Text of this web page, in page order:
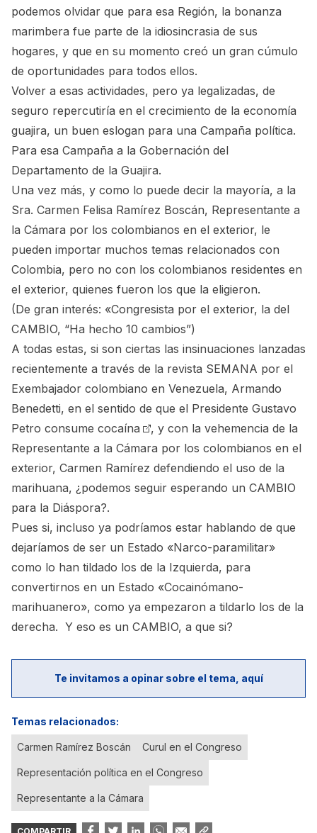
podemos olvidar que para esa Región, la bonanza
marimbera fue parte de la idiosincrasia de sus
hogares, y que en su momento creó un gran cúmulo
de oportunidades para todos ellos.
Volver a esas actividades, pero ya legalizadas, de
seguro repercutiría en el crecimiento de la economía
guajira, un buen eslogan para una Campaña política.
Para esa Campaña a la Gobernación del
Departamento de la Guajira.
Una vez más, y como lo puede decir la mayoría, a la
Sra. Carmen Felisa Ramírez Boscán, Representante a
la Cámara por los colombianos en el exterior, le
pueden importar muchos temas relacionados con
Colombia, pero no con los colombianos residentes en
el exterior, quienes fueron los que la eligieron.
(De gran interés: «Congresista por el exterior, la del
CAMBIO, “Ha hecho 10 cambios”)
A todas estas, si son ciertas las insinuaciones lanzadas
recientemente a través de la revista SEMANA por el
Exembajador colombiano en Venezuela, Armando
Benedetti, en el sentido de que el Presidente Gustavo
Petro consume cocaína
, y con la vehemencia de la
Representante a la Cámara por los colombianos en el
exterior, Carmen Ramírez defendiendo el uso de la
marihuana, ¿podemos seguir esperando un CAMBIO
para la Diáspora?.
Pues si, incluso ya podríamos estar hablando de que
dejaríamos de ser un Estado «Narco-paramilitar»
como lo han tildado los de la Izquierda, para
convertirnos en un Estado «Cocainómano-
marihuanero», como ya empezaron a tildarlo los de la
derecha. Y eso es un CAMBIO, a que si?
Te invitamos a opinar sobre el tema, aquí
Temas relacionados:
Carmen Ramírez Boscán Curul en el Congreso
Representación política en el Congreso
Representante a la Cámara